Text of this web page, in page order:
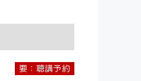
要：聴講予約